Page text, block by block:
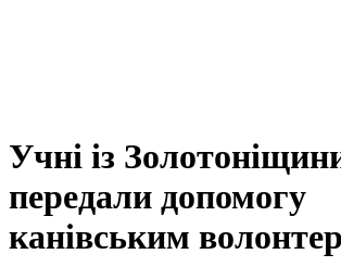
Учні із
передали допомогу
канівським